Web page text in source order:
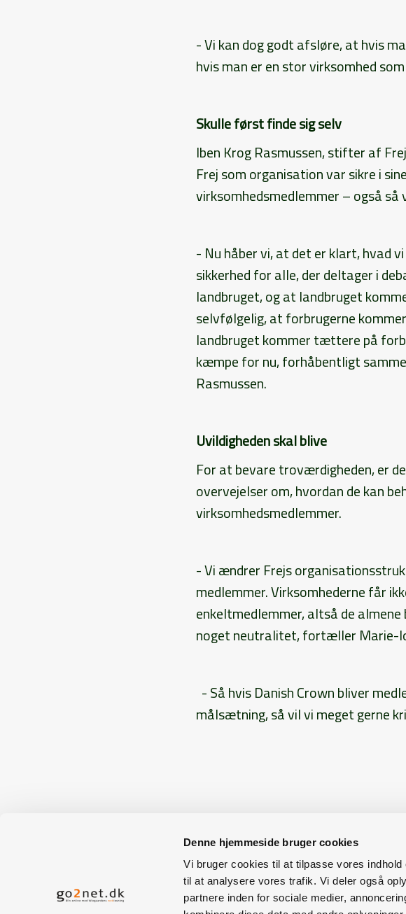
Denne hjemmeside bruger cookies
Vi bruger cookies til at tilpasse vores
til at analysere vores trafik. Vi deler også
partnere inden for sociale medier,
- Vi kan dog godt afsløre, at hvis
hvis man er en stor virksomhed som
Skulle først finde sig selv
Iben Krog Rasmussen, stifter af
Frej som organisation var sikre i
virksomhedsmedlemmer ­– også så
- Nu håber vi, at det er klart, hvad
sikkerhed for alle, der deltager i
landbruget, og at landbruget
selvfølgelig, at forbrugerne
landbruget kommer tættere på
kæmpe for nu, forhåbentligt
Rasmussen.
Uvildigheden skal blive
For at bevare troværdigheden, er
overvejelser om, hvordan de kan
virksomhedsmedlemmer.
- Vi ændrer Frejs
medlemmer. Virksomhederne får
enkeltmedlemmer, altså de almene
noget neutralitet, fortæller Marie-
- Så hvis Danish Crown bliver
målsætning, så vil vi meget gerne
< tilbage
Pressebureauet Aarhus